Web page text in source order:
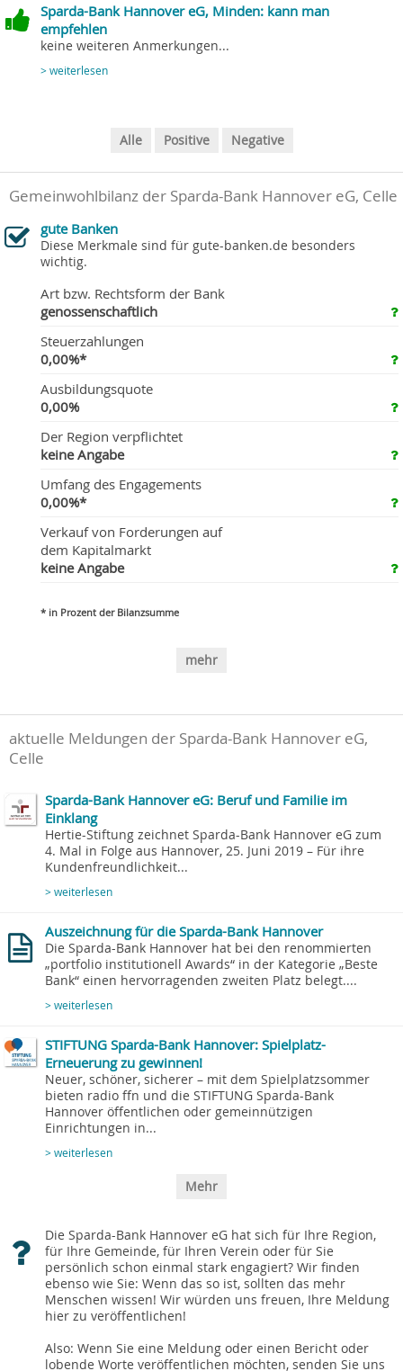
Sparda-Bank Hannover eG, Minden: kann man
empfehlen
keine weiteren Anmerkungen...
> weiterlesen
Alle Positive Negative
Gemeinwohlbilanz der Sparda-Bank Hannover eG, Celle
gute Banken
Diese Merkmale sind für gute-banken.de besonders
wichtig.
Art bzw. Rechtsform der Bank
genossenschaftlich
Steuerzahlungen
0,00%*
Ausbildungsquote
0,00%
Der Region verpflichtet
keine Angabe
Umfang des Engagements
0,00%*
Verkauf von Forderungen auf
dem Kapitalmarkt
keine Angabe
* in Prozent der Bilanzsumme
mehr
aktuelle Meldungen der Sparda-Bank Hannover eG,
Celle
Sparda-Bank Hannover eG: Beruf und Familie im
Einklang
Hertie-Stiftung zeichnet Sparda-Bank Hannover eG zum
4. Mal in Folge aus Hannover, 25. Juni 2019 – Für ihre
Kundenfreundlichkeit...
> weiterlesen
Auszeichnung für die Sparda-Bank Hannover
Die Sparda-Bank Hannover hat bei den renommierten
„portfolio institutionell Awards“ in der Kategorie „Beste
Bank“ einen hervorragenden zweiten Platz belegt....
> weiterlesen
STIFTUNG Sparda-Bank Hannover: Spielplatz-
Erneuerung zu gewinnen!
Neuer, schöner, sicherer – mit dem Spielplatzsommer
bieten radio ffn und die STIFTUNG Sparda-Bank
Hannover öffentlichen oder gemeinnützigen
Einrichtungen in...
> weiterlesen
Mehr
Die Sparda-Bank Hannover eG hat sich für Ihre Region,
für Ihre Gemeinde, für Ihren Verein oder für Sie
persönlich schon einmal stark engagiert? Wir finden
ebenso wie Sie: Wenn das so ist, sollten das mehr
Menschen wissen! Wir würden uns freuen, Ihre Meldung
hier zu veröffentlichen!
Also: Wenn Sie eine Meldung oder einen Bericht oder
lobende Worte veröffentlichen möchten, senden Sie uns